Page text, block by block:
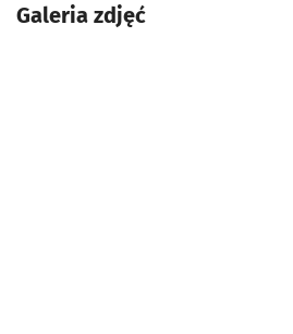
Galeria zdjęć